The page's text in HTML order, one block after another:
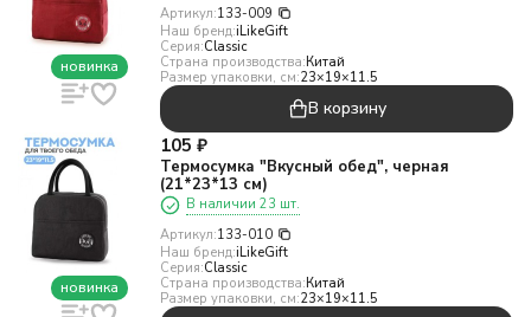
новинка
Артикул:133-009
Наш бренд:iLikeGift
Серия:Classic
Страна производства:Китай
Размер упаковки, см:23×19×11.5
В корзину
новинка
105 ₽
Термосумка "Вкусный обед", черная
(21*23*13 см)
В наличии 23 шт.
Артикул:133-010
Наш бренд:iLikeGift
Серия:Classic
Страна производства:Китай
Размер упаковки, см:23×19×11.5